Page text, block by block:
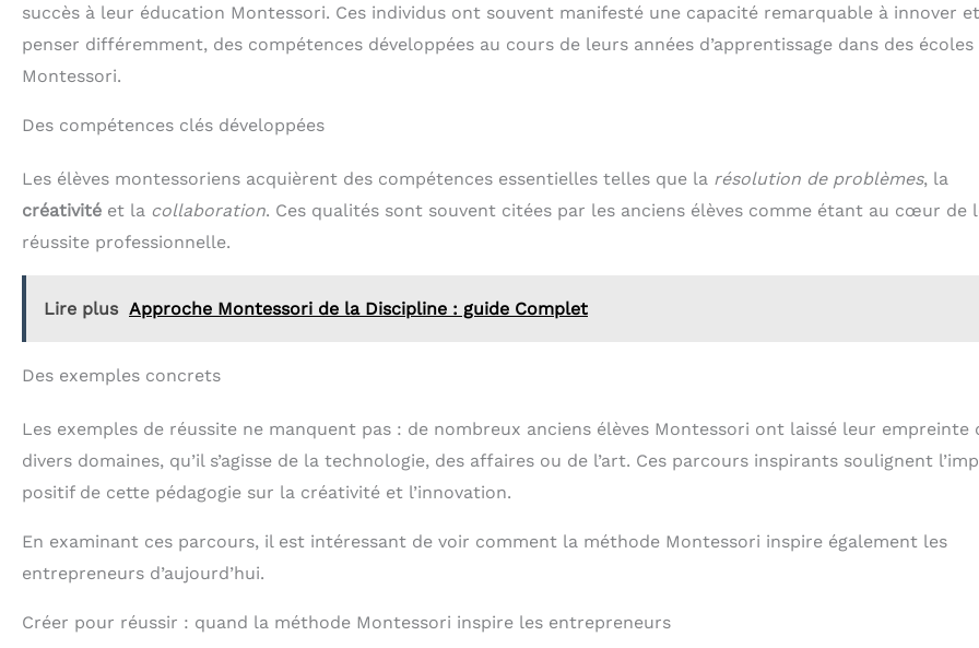
succès à leur éducation Montessori. Ces individus ont souvent manifesté une capacité remarquable à innover
penser différemment, des compétences développées au cours de leurs années d’apprentissage dans des écoles
Montessori.
Des compétences clés développées
Les élèves montessoriens acquièrent des compétences essentielles telles que la résolution de problèmes, la
créativité et la collaboration. Ces qualités sont souvent citées par les anciens élèves comme étant au cœur de
réussite professionnelle.
Lire plus Approche Montessori de la Discipline : guide Complet
Des exemples concrets
Les exemples de réussite ne manquent pas : de nombreux anciens élèves Montessori ont laissé leur empreinte
divers domaines, qu’il s’agisse de la technologie, des affaires ou de l’art. Ces parcours inspirants soulignent
positif de cette pédagogie sur la créativité et l’innovation.
En examinant ces parcours, il est intéressant de voir comment la méthode Montessori inspire également les
entrepreneurs d’aujourd’hui.
Créer pour réussir : quand la méthode Montessori inspire les entrepreneurs